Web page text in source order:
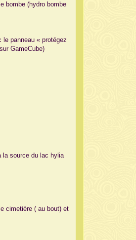
bombe (hydro bombe
panneau « protégez
GameCube)
la source du lac hylia
cimetière ( au bout) et